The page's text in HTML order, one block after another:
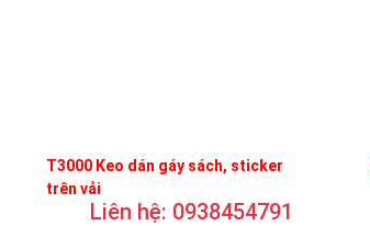
T3000 Keo dán gáy sách, sticker
trên vải
Liên hệ: 0938454791